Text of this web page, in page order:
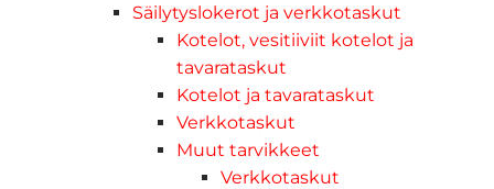
Säilytyslokerot ja verkkotaskut
Kotelot, vesitiiviit kotelot ja
tavarataskut
Kotelot ja tavarataskut
Verkkotaskut
Muut tarvikkeet
Verkkotaskut